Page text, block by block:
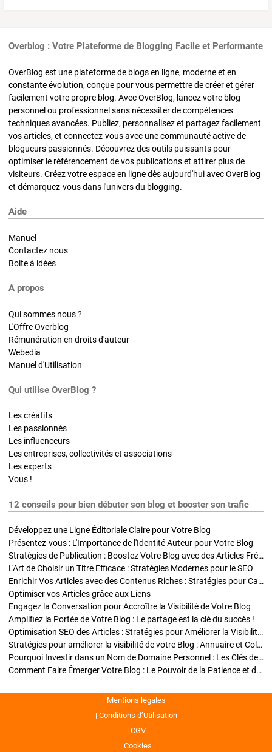
Overblog : Votre Plateforme de Blogging Facile et Performante
OverBlog est une plateforme de blogs en ligne, moderne et en
constante évolution, conçue pour vous permettre de créer et gérer
facilement votre propre blog. Avec OverBlog, lancez votre blog
personnel ou professionnel sans nécessiter de compétences
techniques avancées. Publiez, personnalisez et partagez facilement
vos articles, et connectez-vous avec une communauté active de
blogueurs passionnés. Découvrez des outils puissants pour
optimiser le référencement de vos publications et attirer plus de
visiteurs. Créez votre espace en ligne dès aujourd'hui avec OverBlog
et démarquez-vous dans l'univers du blogging.
Aide
Manuel
Contactez nous
Boite à idées
A propos
Qui sommes nous ?
L'Offre Overblog
Rémunération en droits d'auteur
Webedia
Manuel d'Utilisation
Qui utilise OverBlog ?
Les créatifs
Les passionnés
Les influenceurs
Les entreprises, collectivités et associations
Les experts
Vous !
12 conseils pour bien débuter son blog et booster son trafic
Développez une Ligne Éditoriale Claire pour Votre Blog
Présentez-vous : L'Importance de l'Identité Auteur pour Votre Blog
Stratégies de Publication : Boostez Votre Blog avec des Articles Fréquents et Exclusifs
L'Art de Choisir un Titre Efficace : Stratégies Modernes pour le SEO
Enrichir Vos Articles avec des Contenus Riches : Stratégies pour Captiver et Optimiser
Optimiser vos Articles grâce aux Liens
Engagez la Conversation pour Accroître la Visibilité de Votre Blog
Amplifiez la Portée de Votre Blog : Le partage est la clé du succès !
Optimisation SEO des Articles : Stratégies pour Améliorer la Visibilité de Votre Blog
Stratégies pour améliorer la visibilité de votre Blog : Annuaire et Collaborations
Pourquoi Investir dans un Nom de Domaine Personnel : Les Clés de la Réussite de Votre Blog
Comment Faire Émerger Votre Blog : Le Pouvoir de la Patience et de la Persévérance
Mentions légales
Conditions d’Utilisation
CGV
Cookies